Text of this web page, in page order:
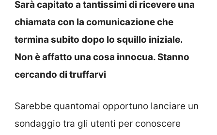
Sarà capitato a tantissimi di ricevere una
chiamata con la comunicazione che
termina subito dopo lo squillo iniziale.
Non è affatto una cosa innocua. Stanno
cercando di truffarvi
Sarebbe quantomai opportuno lanciare un
sondaggio tra gli utenti per conoscere